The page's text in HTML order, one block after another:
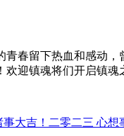
春留下热血和感动
迎镇魂将们开启镇魂